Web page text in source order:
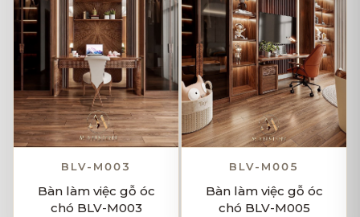
BLV-M003
Bàn làm việc gỗ óc
chó BLV-M003
BLV-M005
Bàn làm việc gỗ óc
chó BLV-M005